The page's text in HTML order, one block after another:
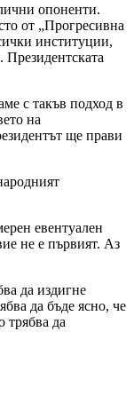
опоненти.
от „Прогресивна
институции,
с такъв подход в
на
ще прави
евентуален
не е първият. Аз
да издигне
да бъде ясно, че
трябва да